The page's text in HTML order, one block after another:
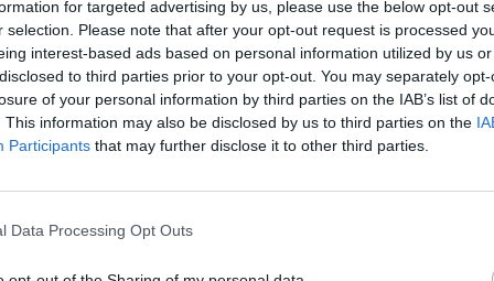
for targeted advertising by us, please use the below opt-out
selection. Please note that after your opt-out request is processed
interest-based ads based on personal information utilized by us
to third parties prior to your opt-out. You may separately
of your personal information by third parties on the IAB’s list of
This information may also be disclosed by us to third parties on the
Participants that may further disclose it to other third parties.
Data Processing Opt Outs
ή συνδεθείτε για να σχολιάσετε
για να σχολιάσετε